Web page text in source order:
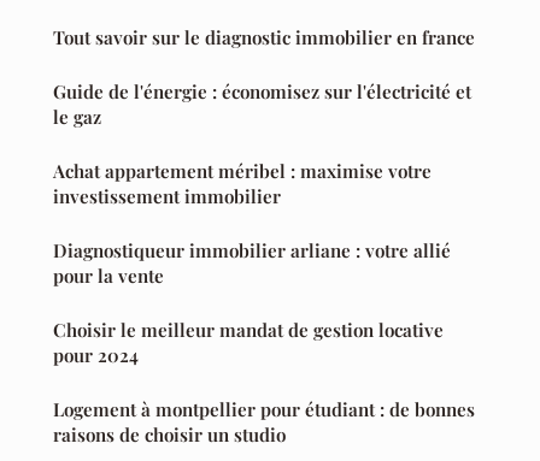
Tout savoir sur le diagnostic immobilier en france
Guide de l'énergie : économisez sur l'électricité et
le gaz
Achat appartement méribel : maximise votre
investissement immobilier
Diagnostiqueur immobilier arliane : votre allié
pour la vente
Choisir le meilleur mandat de gestion locative
pour 2024
Logement à montpellier pour étudiant : de bonnes
raisons de choisir un studio